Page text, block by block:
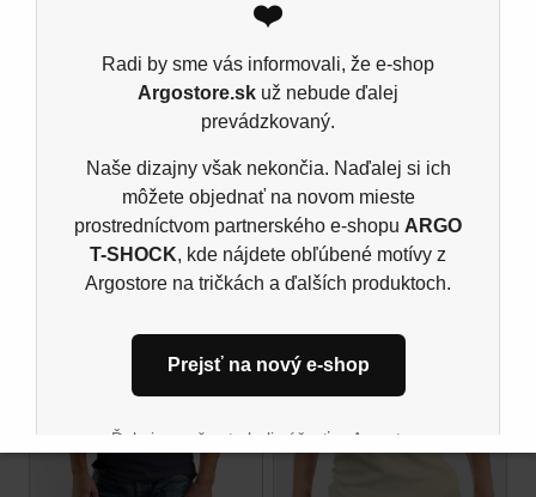
Ash: 99% bavlna, 1% viskóza, Šport grey: 85%
bavlna, 15% viskóza, single jers
Súvisiace produkty
❤️
Radi by sme vás informovali, že e-shop
Argostore.sk už nebude ďalej
prevádzkovaný.
Naše dizajny však nekončia. Naďalej si ich
môžete objednať na novom mieste
prostredníctvom partnerského e-shopu ARGO
T-SHOCK, kde nájdete obľúbené motívy z
Argostore na tričkách a ďalších produktoch.
Prejsť na nový e-shop
Ďakujeme, že ste boli súčasťou Argostore
komunity. Tešíme sa na vás aj naďalej na novom